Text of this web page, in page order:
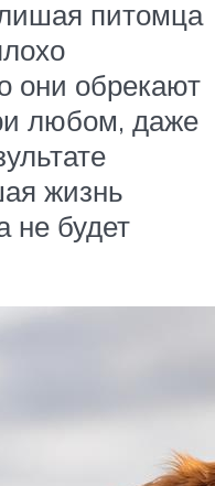
питомца
они обрекают
любом, даже
жизнь
не будет